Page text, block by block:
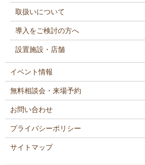
取扱いについて
導入をご検討の方へ
設置施設・店舗
イベント情報
無料相談会・来場予約
お問い合わせ
プライバシーポリシー
サイトマップ